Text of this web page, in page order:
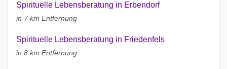
Spirituelle Lebensberatung in Erbendorf
in 7 km Entfernung
Spirituelle Lebensberatung in Friedenfels
in 8 km Entfernung